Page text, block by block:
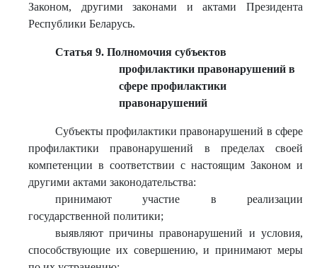
Законом, другими законами и актами Президента
Республики Беларусь.
Статья 9. Полномочия субъектов
профилактики правонарушений в
сфере профилактики
правонарушений
Субъекты профилактики правонарушений в сфере
профилактики правонарушений в пределах своей
компетенции в соответствии с настоящим Законом и
другими актами законодательства:
принимают участие в реализации
государственной политики;
выявляют причины правонарушений и условия,
способствующие их совершению, и принимают меры